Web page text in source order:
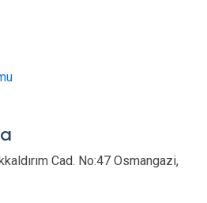
Cad. No:47 Osmangazi,